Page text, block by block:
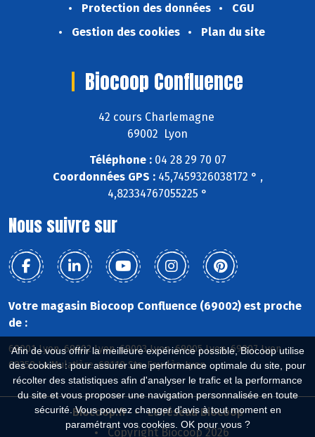
Afin de vous offrir la meilleure expérience possible, Biocoop utilise
des cookies : pour assurer une performance optimale du site, pour
récolter des statistiques afin d'analyser le trafic et la performance
du site et vous proposer une navigation personnalisée en toute
sécurité. Vous pouvez changer d'avis à tout moment en
paramétrant vos cookies. OK pour vous ?
Protection des données
CGU
Gestion des cookies
Plan du site
Biocoop Confluence
42 cours Charlemagne
69002 Lyon
Téléphone :04 28 29 70 07
Coordonnées GPS :45,7459326038172 ° ,
4,82334767055225 °
Nous suivre sur
Votre magasin Biocoop Confluence (69002) est proche
de :
69001 Lyon, 69002 Lyon, 69003 Lyon, 69005 Lyon, 69007 Lyon,
69350 La Mulatière, 69110 Ste-Foy-lès-Lyon
Biocoop.fr
Le réseau Biocoop
Copyright Biocoop 2026